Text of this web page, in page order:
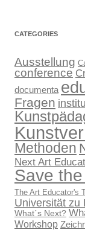
CATEGORIES
Ausstellung
conference
documenta
Fragen
Methoden
Next Art
Save
The Art Educator's
Universität zu
What´s Next?
Workshop